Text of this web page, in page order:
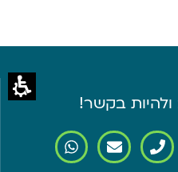
ולהיות בקשר!